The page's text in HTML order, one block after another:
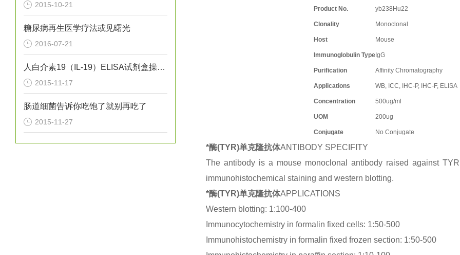
2015-10-21
糖尿病再生医学疗法或见曙光
2016-07-21
人白介素19（IL-19）ELISA试剂盒操作概要
2015-11-17
肠道细菌告诉你吃饱了就别再吃了
2015-11-27
Product No. yb238Hu22
Clonality Monoclonal
Host Mouse
Immunoglobulin TypeIgG
Purification Affinity Chromatography
Applications WB, ICC, IHC-P, IHC-F, ELISA
Concentration 500ug/ml
UOM 200ug
Conjugate No Conjugate
*酶(TYR)单克隆抗体ANTIBODY SPECIFITY
The antibody is a mouse monoclonal antibody raised against
immunohistochemical staining and western blotting.
*酶(TYR)单克隆抗体APPLICATIONS
Western blotting: 1:100-400
Immunocytochemistry in formalin fixed cells: 1:50-500
Immunohistochemistry in formalin fixed frozen section: 1:50-500